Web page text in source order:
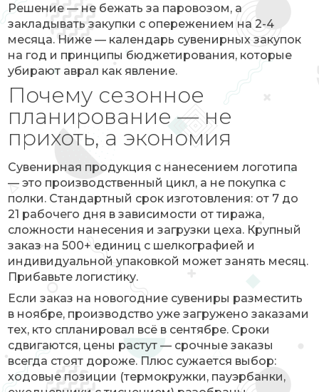
Решение — не бежать за паровозом, а
закладывать закупки с опережением на 2-4
месяца. Ниже — календарь сувенирных закупок
на год и принципы бюджетирования, которые
убирают аврал как явление.
Почему сезонное
планирование — не
прихоть, а экономия
Сувенирная продукция с нанесением логотипа
— это производственный цикл, а не покупка с
полки. Стандартный срок изготовления: от 7 до
21 рабочего дня в зависимости от тиража,
сложности нанесения и загрузки цеха. Крупный
заказ на 500+ единиц с шелкографией и
индивидуальной упаковкой может занять месяц.
Прибавьте логистику.
Если заказ на новогодние сувениры разместить
в ноябре, производство уже загружено заказами
тех, кто спланировал всё в сентябре. Сроки
сдвигаются, цены растут — срочные заказы
всегда стоят дороже. Плюс сужается выбор:
ходовые позиции (термокружки, пауэрбанки,